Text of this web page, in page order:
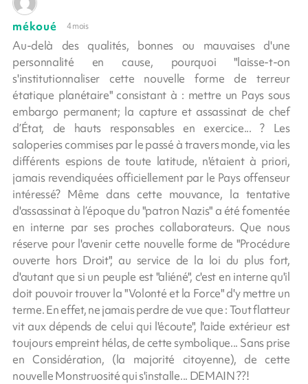
mékoué 4 mois
Au-delà des qualités, bonnes ou mauvaises d'une
personnalité en cause, pourquoi "laisse-t-on
s'institutionnaliser cette nouvelle forme de terreur
étatique planétaire" consistant à : mettre un Pays sous
embargo permanent; la capture et assassinat de chef
d’État, de hauts responsables en exercice... ? Les
saloperies commises par le passé à travers monde, via les
différents espions de toute latitude, n'étaient à priori,
jamais revendiquées officiellement par le Pays offenseur
intéressé? Même dans cette mouvance, la tentative
d'assassinat à l’époque du "patron Nazis" a été fomentée
en interne par ses proches collaborateurs. Que nous
réserve pour l'avenir cette nouvelle forme de "Procédure
ouverte hors Droit", au service de la loi du plus fort,
d'autant que si un peuple est "aliéné", c'est en interne qu'il
doit pouvoir trouver la "Volonté et la Force" d'y mettre un
terme. En effet, ne jamais perdre de vue que : Tout flatteur
vit aux dépends de celui qui l'écoute", l'aide extérieur est
toujours empreint hélas, de cette symbolique... Sans prise
en Considération, (la majorité citoyenne), de cette
nouvelle Monstruosité qui s'installe... DEMAIN ??!